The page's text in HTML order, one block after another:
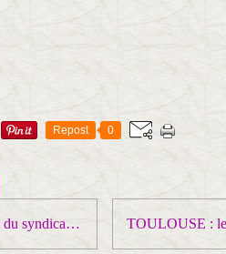
Repost 0
Contribution à l'histoire du syndicalisme international